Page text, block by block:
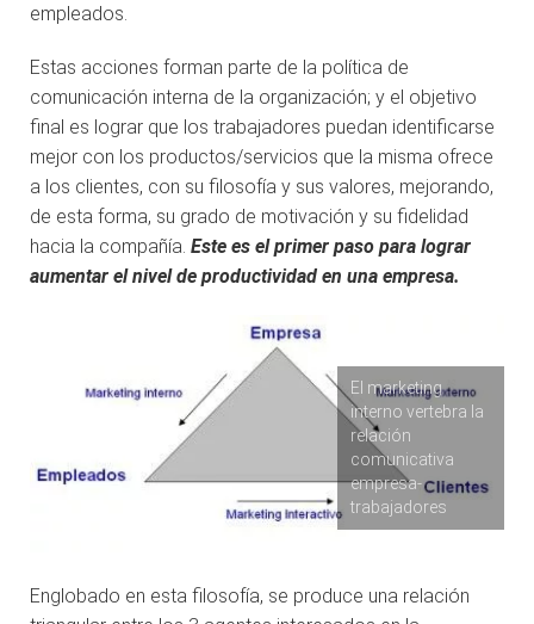
empleados.
Estas acciones forman parte de la política de
comunicación interna de la organización; y el objetivo
final es lograr que los trabajadores puedan identificarse
mejor con los productos/servicios que la misma ofrece
a los clientes, con su filosofía y sus valores, mejorando,
de esta forma, su grado de motivación y su fidelidad
hacia la compañía. Este es el primer paso para lograr
aumentar el nivel de productividad en una empresa.
El marketing
interno vertebra la
relación
comunicativa
empresa-
trabajadores
Englobado en esta filosofía, se produce una relación